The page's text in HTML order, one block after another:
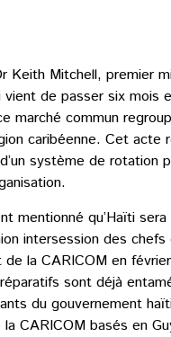
Keith Mitchell, premier
vient de passer six mois
marché commun
caribéenne. Cet acte
système de rotation
mentionné qu’Haïti sera
intersession des chefs
la CARICOM en
sont déjà
du gouvernement
CARICOM basés en